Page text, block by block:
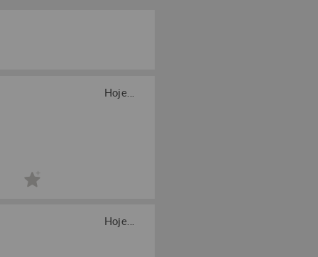
Hoje...
Hoje...